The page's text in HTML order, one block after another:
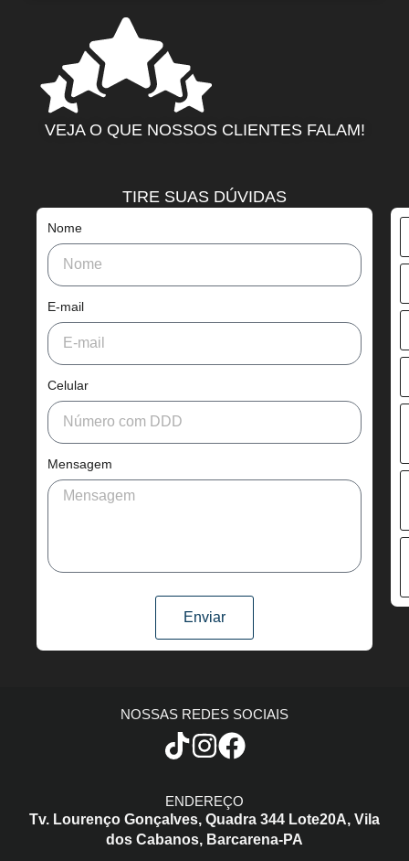
VEJA O QUE NOSSOS CLIENTES FALAM!
TIRE SUAS DÚVIDAS
Nome
E-mail
Celular
Mensagem
Enviar
ENDEREÇO
Tv. Lourenço Gonçalves, Quadra 344 Lote20A, Vila
dos Cabanos, Barcarena-PA
NOSSAS REDES SOCIAIS